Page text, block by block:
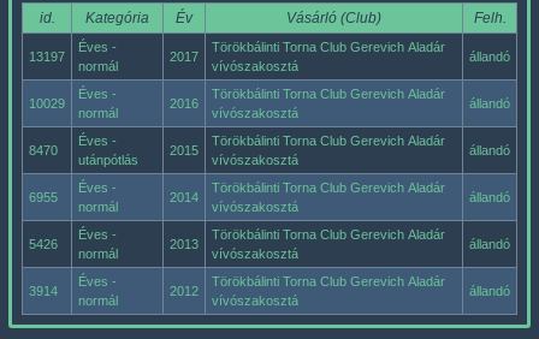
id. Kategória Év Vásárló (Club) Felh.
13197
Éves -
normál
2017
Törökbálinti Torna Club Gerevich Aladár
vívószakosztá
állandó
10029
Éves -
normál
2016
Törökbálinti Torna Club Gerevich Aladár
vívószakosztá
állandó
8470
Éves -
utánpótlás
2015
Törökbálinti Torna Club Gerevich Aladár
vívószakosztá
állandó
6955
Éves -
normál
2014
Törökbálinti Torna Club Gerevich Aladár
vívószakosztá
állandó
5426
Éves -
normál
2013
Törökbálinti Torna Club Gerevich Aladár
vívószakosztá
állandó
3914
Éves -
normál
2012
Törökbálinti Torna Club Gerevich Aladár
vívószakosztá
állandó